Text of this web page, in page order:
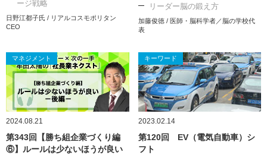
ージ戦略
日野江都子氏 / リアルコスモポリタン
CEO
リーダー脳の鍛え方
加藤俊徳 / 医師・脳科学者／脳の学校代
表
マネジメント
2024.08.21
第343回【勝ち組企業づくり編
⑥】ルールは少ないほうが良い
キーワード
2023.02.14
第120回 EV（電気自動車）シ
フト